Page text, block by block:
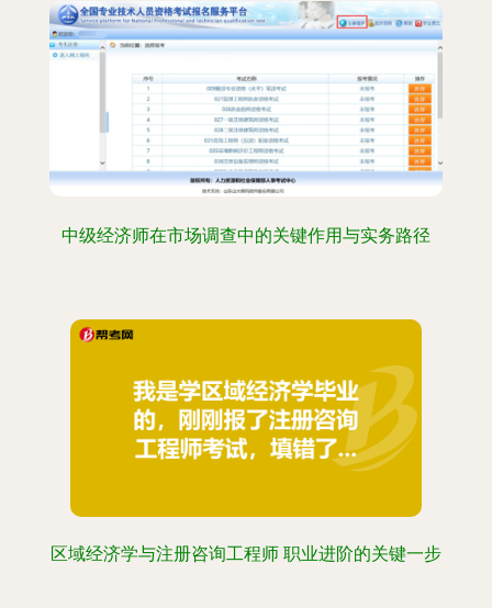
中级经济师在市场调查中的关键作用与实务路径
区域经济学与注册咨询工程师 职业进阶的关键一步